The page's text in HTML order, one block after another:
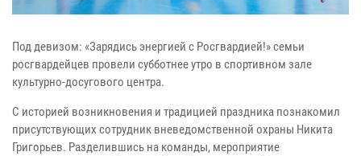
Под девизом: «Зарядись энергией с Росгвардией!» семьи
росгвардейцев провели субботнее утро в спортивном зале
культурно-досугового центра.
С историей возникновения и традицией праздника познакомил
присутствующих сотрудник вневедомственной охраны Никита
Григорьев. Разделившись на команды, мероприятие